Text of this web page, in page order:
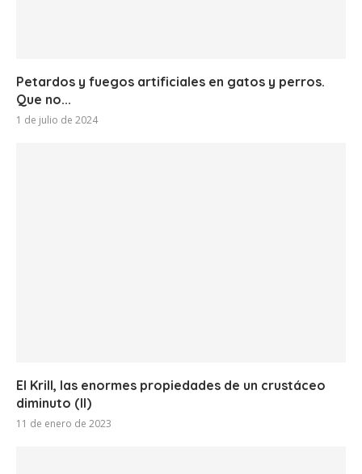
Petardos y fuegos artificiales en gatos y perros.
Que no...
1 de julio de 2024
El Krill, las enormes propiedades de un crustáceo
diminuto (II)
11 de enero de 2023